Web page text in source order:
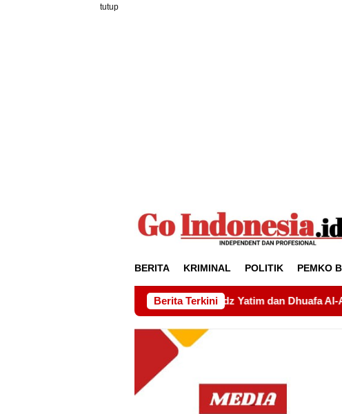
tutup
BERITA KRIMINAL POLITIK PEMKO
Berita Terkini
Tahfidz Yatim dan Dhuafa Al-Aqsho Batam Udin